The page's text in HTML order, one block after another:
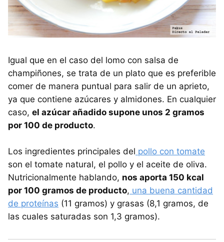
Igual que en el caso del lomo con salsa de
champiñones, se trata de un plato que es preferible
comer de manera puntual para salir de un aprieto,
ya que contiene azúcares y almidones. En cualquier
caso, el azúcar añadido supone unos 2 gramos
por 100 de producto.
Los ingredientes principales del pollo con tomate
son el tomate natural, el pollo y el aceite de oliva.
Nutricionalmente hablando, nos aporta 150 kcal
por 100 gramos de producto, una buena cantidad
de proteínas (11 gramos) y grasas (8,1 gramos, de
las cuales saturadas son 1,3 gramos).